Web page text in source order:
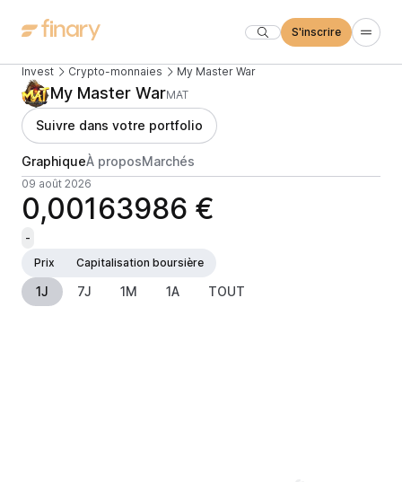
S'inscrire
Invest Crypto-monnaies My Master War
My Master WarMAT
Suivre dans votre portfolio
GraphiqueÀ proposMarchés
09 août 2026
0,00163986 €
-
Prix
Capitalisation boursière
1J 7J 1M 1A TOUT